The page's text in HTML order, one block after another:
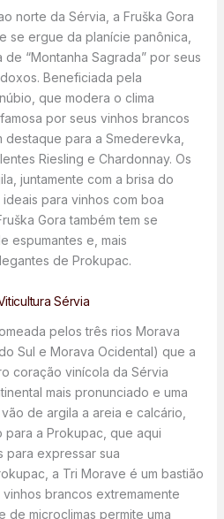
norte da Sérvia, a Fruška Gora
se ergue da planície panônica,
“Montanha Sagrada” por seus
Beneficiada pela
que modera o clima
por seus vinhos brancos
para a Smederevka,
Riesling e Chardonnay. Os
juntamente com a brisa do
para vinhos com boa
Gora também tem se
espumantes e, mais
de Prokupac.
Sérvia
pelos três rios Morava
Sul e Morava Ocidental) que a
coração vinícola da Sérvia
mais pronunciado e uma
de argila a areia e calcário,
a Prokupac, que aqui
para expressar sua
a Tri Morave é um bastião
brancos extremamente
de microclimas permite uma